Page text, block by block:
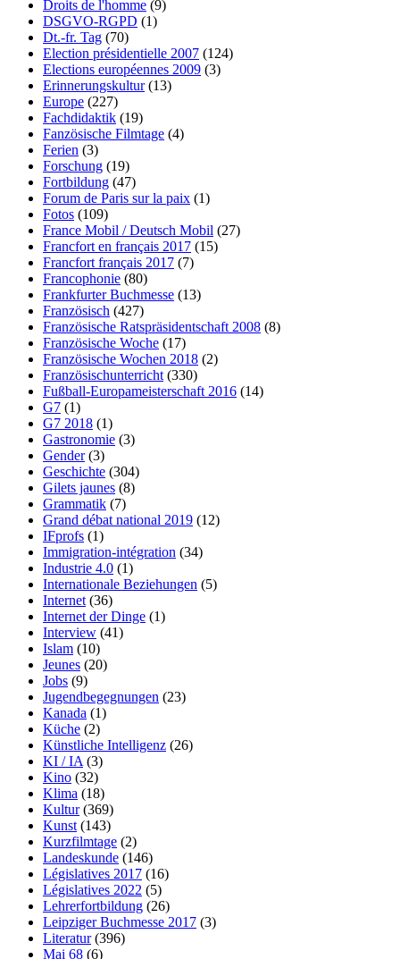
Droits de l'homme (9)
DSGVO-RGPD (1)
Dt.-fr. Tag (70)
Election présidentielle 2007 (124)
Elections européennes 2009 (3)
Erinnerungskultur(13)
Europe (227)
Fachdidaktik (19)
Fanzösische Filmtage (4)
Ferien (3)
Forschung (19)
Fortbildung (47)
Forum de Paris sur la paix (1)
Fotos (109)
France Mobil / Deutsch Mobil (27)
Francfort en français 2017 (15)
Francfort français 2017 (7)
Francophonie (80)
Frankfurter Buchmesse (13)
Französisch (427)
Französische Ratspräsidentschaft 2008 (8)
Französische Woche (17)
Französische Wochen 2018 (2)
Französischunterricht(330)
Fußball-Europameisterschaft 2016 (14)
G7 (1)
G7 2018 (1)
Gastronomie (3)
Gender(3)
Geschichte (304)
Gilets jaunes (8)
Grammatik (7)
Grand débat national 2019 (12)
IFprofs (1)
Immigration-intégration (34)
Industrie 4.0 (1)
Internationale Beziehungen (5)
Internet(36)
Internet der Dinge (1)
Interview (41)
Islam (10)
Jeunes (20)
Jobs (9)
Jugendbegegnungen (23)
Kanada (1)
Küche (2)
Künstliche Intelligenz (26)
KI / IA(3)
Kino (32)
Klima (18)
Kultur(369)
Kunst(143)
Kurzfilmtage (2)
Landeskunde (146)
Législatives 2017 (16)
Législatives 2022 (5)
Lehrerfortbildung (26)
Leipziger Buchmesse 2017 (3)
Literatur(396)
Mai 68 (6)